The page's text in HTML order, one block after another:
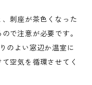
刺座が茶色くなった
で注意が必要です。
のよい窓辺か温室に
空気を循環させてく